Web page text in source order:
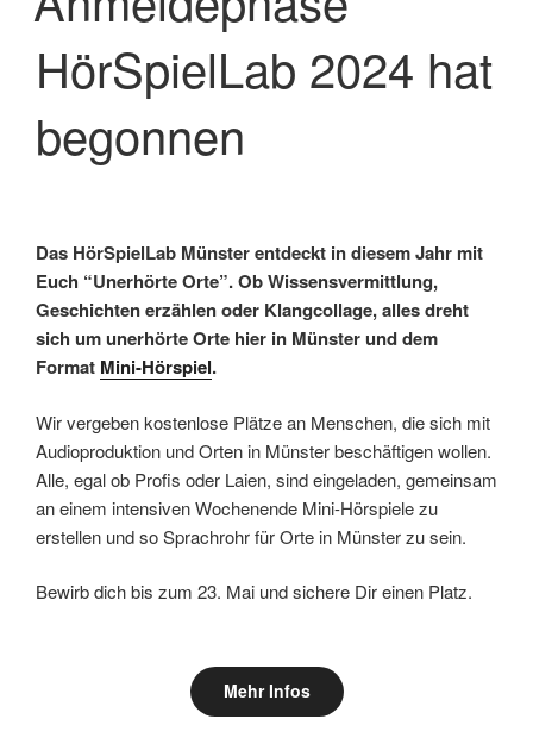
HörSpielLab 2024 hat
begonnen
Das HörSpielLab Münster entdeckt in diesem Jahr mit
Euch “Unerhörte Orte”. Ob Wissensvermittlung,
Geschichten erzählen oder Klangcollage, alles dreht
sich um unerhörte Orte hier in Münster und dem
Format Mini-Hörspiel.
Wir vergeben kostenlose Plätze an Menschen, die sich mit
Audioproduktion und Orten in Münster beschäftigen wollen.
Alle, egal ob Profis oder Laien, sind eingeladen, gemeinsam
an einem intensiven Wochenende Mini-Hörspiele zu
erstellen und so Sprachrohr für Orte in Münster zu sein.
Bewirb dich bis zum 23. Mai und sichere Dir einen Platz.
Mehr Infos